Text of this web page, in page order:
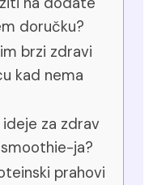
doručku?
brzi zdravi
kad nema
ideje za zdrav
ja?
prahovi